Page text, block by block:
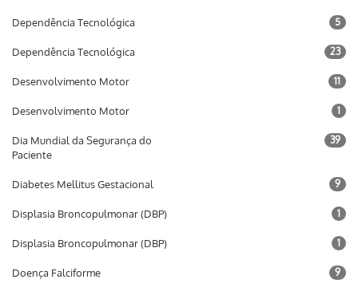
Dependência Tecnológica 5
Dependência Tecnológica 23
Desenvolvimento Motor 11
Desenvolvimento Motor 1
Dia Mundial da Segurança do
Paciente
39
Diabetes Mellitus Gestacional 9
Displasia Broncopulmonar (DBP) 1
Displasia Broncopulmonar (DBP) 1
Doença Falciforme 9